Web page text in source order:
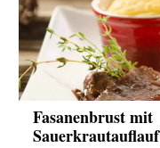
Fasanenbrust mit
Sauerkrautauflauf